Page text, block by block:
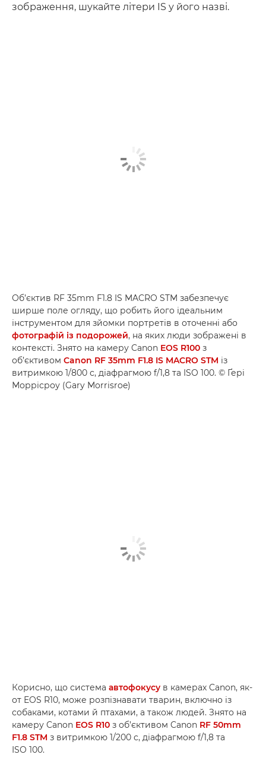
зображення, шукайте літери IS у його назві.
Об’єктив RF 35mm F1.8 IS MACRO STM забезпечує
ширше поле огляду, що робить його ідеальним
інструментом для зйомки портретів в оточенні або
фотографій із подорожей, на яких люди зображені в
контексті. Знято на камеру Canon EOS R100 з
об’єктивом Canon RF 35mm F1.8 IS MACRO STM із
витримкою 1/800 с, діафрагмою f/1,8 та ISO 100. © Ґері
Моррісроу (Gary Morrisroe)
Корисно, що система автофокусу в камерах Canon, як-
от EOS R10, може розпізнавати тварин, включно із
собаками, котами й птахами, а також людей. Знято на
камеру Canon EOS R10 з об’єктивом Canon RF 50mm
F1.8 STM з витримкою 1/200 с, діафрагмою f/1,8 та
ISO 100.